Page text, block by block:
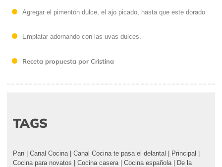
Agregar el pimentón dulce, el ajo picado, hasta que este dorado.
Emplatar adornando con las uvas dulces.
Receta propuesta por Cristina
TAGS
Pan Canal Cocina Canal Cocina te pasa el delantal Principal
Cocina para novatos
Cocina casera Cocina española
De la